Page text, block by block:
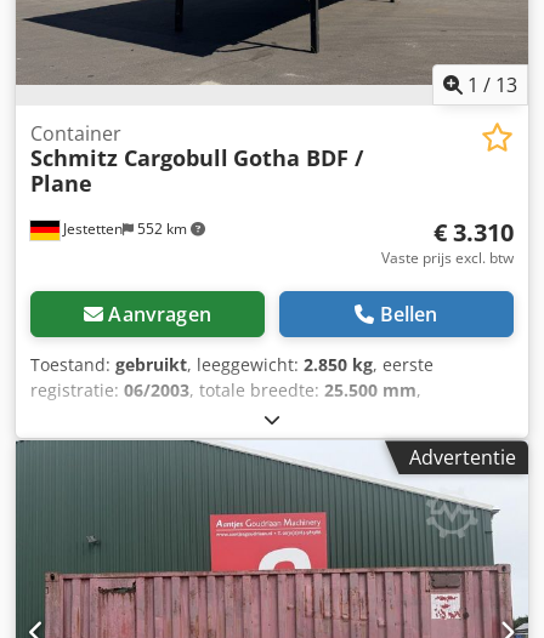
1 / 13
Jestetten 552 km
Container
Schmitz Cargobull Gotha BDF /
Plane
€ 3.310
Vaste prijs excl. btw
Aanvragen Bellen
Toestand: gebruikt, leeggewicht: 2.850 kg, eerste
registratie: 06/2003, totale breedte: 25.500 mm,
16.000 kg
Advertentie